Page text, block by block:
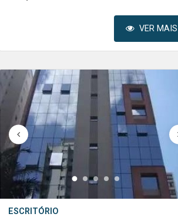
VER MAIS
1 2 3 4 5
ESCRITÓRIO